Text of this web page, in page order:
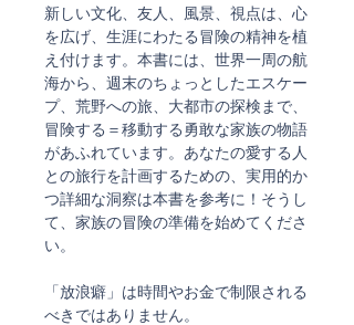
新しい文化、友人、風景、視点は、心
を広げ、生涯にわたる冒険の精神を植
え付けます。本書には、世界一周の航
海から、週末のちょっとしたエスケー
プ、荒野への旅、大都市の探検まで、
冒険する＝移動する勇敢な家族の物語
があふれています。あなたの愛する人
との旅行を計画するための、実用的か
つ詳細な洞察は本書を参考に！そうし
て、家族の冒険の準備を始めてくださ
い。
「放浪癖」は時間やお金で制限される
べきではありません。